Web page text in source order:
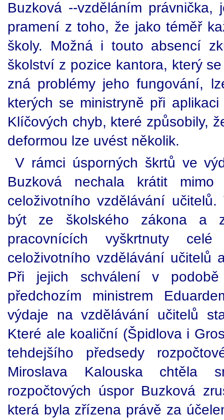
Buzková --vzděláním
pramení z toho, že jako téměř
školy. Možná i touto absencí
školství z pozice kantora, který
zná problémy jeho fungování,
kterých se ministryně při
Klíčových chyb, které způsobily,
deformou lze uvést několik.
V rámci úsporných škrtů ve
Buzková nechala krátit
celoživotního vzdělávání
být ze školského zákona a
pracovnících vyškrtnuty
celoživotního vzdělávání učitelů
Při jejich schválení v
předchozím ministrem
výdaje na vzdělávání učitelů
Které ale koaliční (Špidlova i
tehdejšího předsedy
Miroslava Kalouska chtěla
rozpočtových úspor Buzková
která byla zřízena právě za